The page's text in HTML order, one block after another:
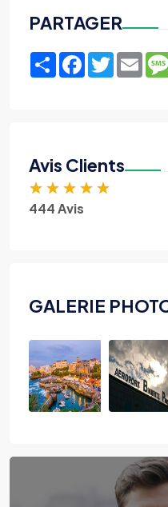
PARTAGER
ShareFacebook
Twitter
Avis Clients
★ ★ ★ ★ ★
444 Avis
GALERIE